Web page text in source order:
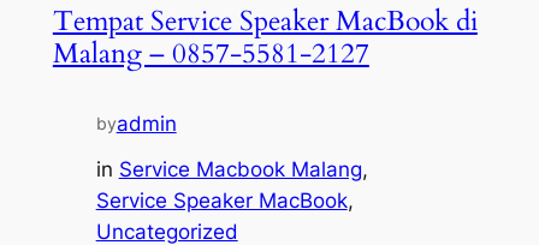
Tempat Service Speaker MacBook di
Malang – 0857-5581-2127
byadmin
in Service Macbook Malang
Service Speaker MacBook
Uncategorized